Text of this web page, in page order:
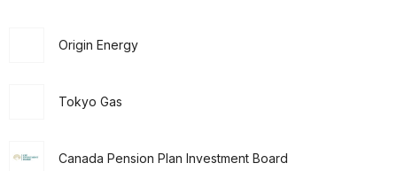
Origin Energy
Tokyo Gas
Canada Pension Plan Investment Board